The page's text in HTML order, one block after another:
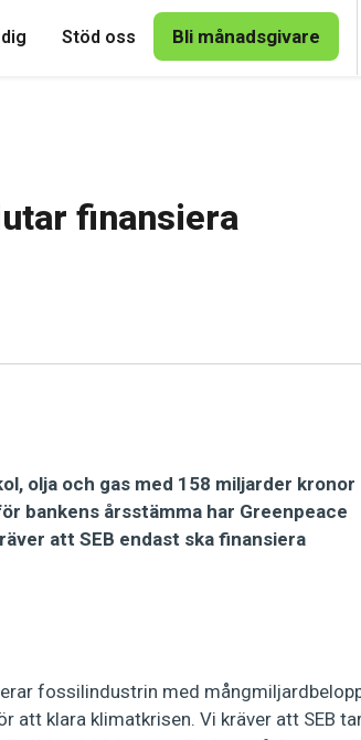
Stöd oss Bli månadsgivare
finansiera
olja och gas med 158 miljarder
bankens årsstämma har Greenpeace
att SEB endast ska finansiera
fossilindustrin med
klara klimatkrisen. Vi kräver att SEB